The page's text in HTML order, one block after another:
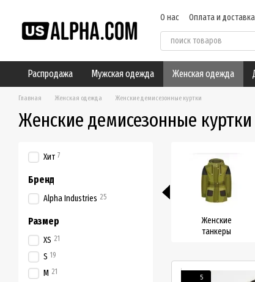
О нас Оплата и доставка
Пользовательское
Распродажа Мужская одежда Женская одежда
Главная Женская одежда Женские демисезонные куртки
Женские демисезонные куртки
Женские
танкеры
5
Хит 7
Бренд
Alpha Industries 25
Размер
XS 21
S 19
M 21